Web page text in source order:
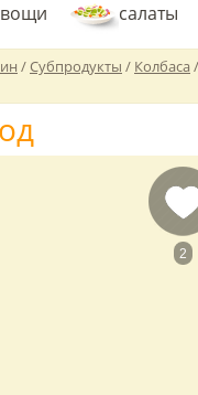
салаты
/Субпродукты / Колбаса/
2